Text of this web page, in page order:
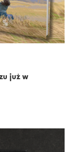
już w